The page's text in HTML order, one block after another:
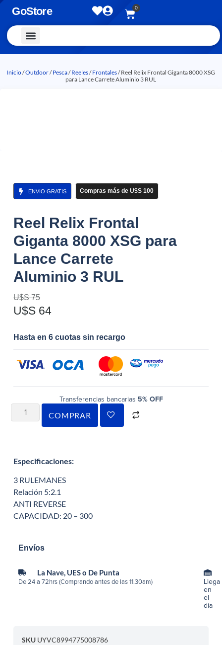
GoStore 0
Inicio/Outdoor/Pesca/Reeles/Frontales/ Reel Relix Frontal Giganta 8000 XSG
para Lance Carrete Aluminio 3 RUL
ENVIO GRATIS Compras más de U$S 100
Reel Relix Frontal
Giganta 8000 XSG para
Lance Carrete
Aluminio 3 RUL
U$S75
U$S 64
Hasta en 6 cuotas sin recargo
Transferencias bancarias 5% OFF
COMPRAR
Especificaciones:
3 RULEMANES
Relación 5:2.1
ANTI REVERSE
CAPACIDAD: 20 – 300
Envíos
La Nave, UES o De Punta
De 24 a 72hrs (Comprando antes de las 11.30am)
Llega
en
el
día
SKU UYVC8994775008786